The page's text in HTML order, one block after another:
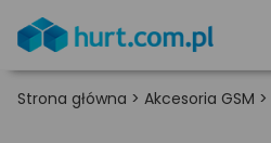
Strona główna > Akcesoria GSM >